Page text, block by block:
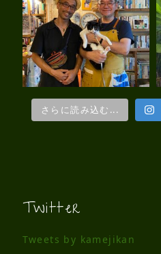
さらに読み込む...
Twitter
Tweets by kamejikan